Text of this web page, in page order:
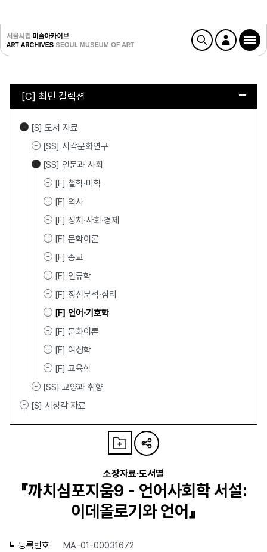
[C] 최민 컬렉션
[S] 도서 자료
[SS] 시각문화연구
[SS] 인문과 사회
[F] 철학·미학
[F] 역사
[F] 정치·사회·경제
[F] 문학이론
[F] 종교
[F] 인류학
[F] 정신분석·심리
[F] 언어·기호학
[F] 문화이론
[F] 여성학
[F] 교육학
[SS] 교양과 취향
[S] 시청각 자료
소장자료·도서별
『까치심포지움9 - 언어사회학 서설:
이데올로기와 언어』
등록번호 MA-01-00031672